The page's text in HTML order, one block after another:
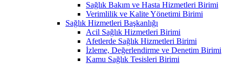
Sağlık Bakım ve Hasta Hizmetleri Birimi
Verimlilik ve Kalite Yönetimi Birimi
Sağlık Hizmetleri Başkanlığı
Acil Sağlık Hizmetleri Birimi
Afetlerde Sağlık Hizmetleri Birimi
İzleme, Değerlendirme ve Denetim Birimi
Kamu Sağlık Tesisleri Birimi